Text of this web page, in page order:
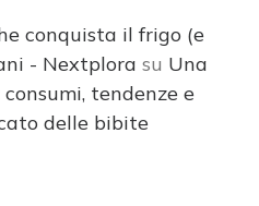
conquista il frigo (e
- Nextplora su Una
tendenze e
delle bibite